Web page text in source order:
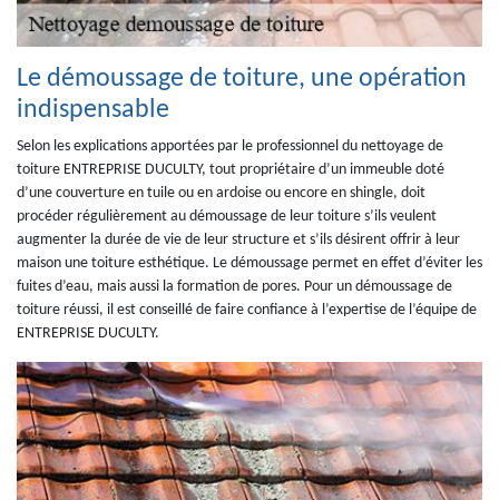
Le démoussage de toiture, une opération
indispensable
Selon les explications apportées par le professionnel du nettoyage de
toiture ENTREPRISE DUCULTY, tout propriétaire d’un immeuble doté
d’une couverture en tuile ou en ardoise ou encore en shingle, doit
procéder régulièrement au démoussage de leur toiture s’ils veulent
augmenter la durée de vie de leur structure et s’ils désirent offrir à leur
maison une toiture esthétique. Le démoussage permet en effet d’éviter les
fuites d’eau, mais aussi la formation de pores. Pour un démoussage de
toiture réussi, il est conseillé de faire confiance à l’expertise de l’équipe de
ENTREPRISE DUCULTY.